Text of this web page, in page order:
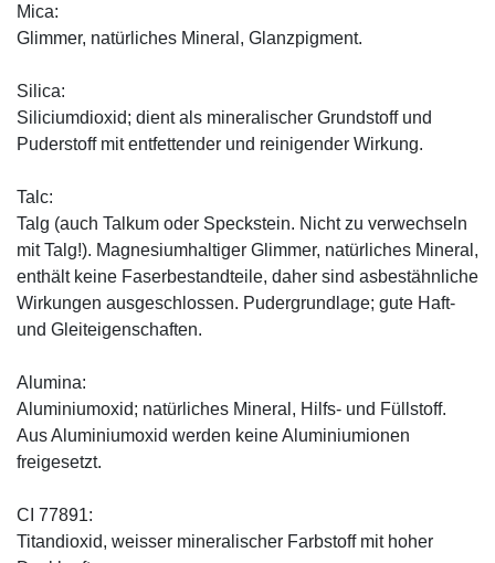
Mica:
Glimmer, natürliches Mineral, Glanzpigment.
Silica:
Siliciumdioxid; dient als mineralischer Grundstoff und
Puderstoff mit entfettender und reinigender Wirkung.
Talc:
Talg (auch Talkum oder Speckstein. Nicht zu verwechseln
mit Talg!). Magnesiumhaltiger Glimmer, natürliches Mineral,
enthält keine Faserbestandteile, daher sind asbestähnliche
Wirkungen ausgeschlossen. Pudergrundlage; gute Haft-
und Gleiteigenschaften.
Alumina:
Aluminiumoxid; natürliches Mineral, Hilfs- und Füllstoff.
Aus Aluminiumoxid werden keine Aluminiumionen
freigesetzt.
CI 77891:
Titandioxid, weisser mineralischer Farbstoff mit hoher